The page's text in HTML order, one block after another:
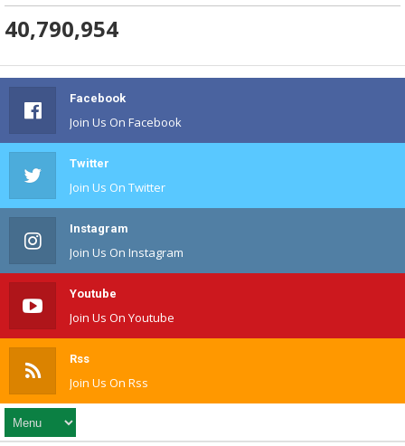
40,790,954
Facebook
Join Us On Facebook
Twitter
Join Us On Twitter
Instagram
Join Us On Instagram
Youtube
Join Us On Youtube
Rss
Join Us On Rss